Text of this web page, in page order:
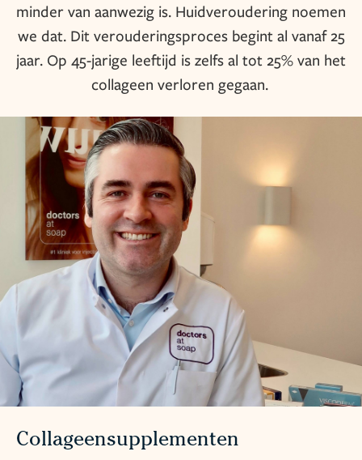
minder van aanwezig is. Huidveroudering noemen
we dat. Dit verouderingsproces begint al vanaf 25
jaar. Op 45-jarige leeftijd is zelfs al tot 25% van het
collageen verloren gegaan.
Collageensupplementen